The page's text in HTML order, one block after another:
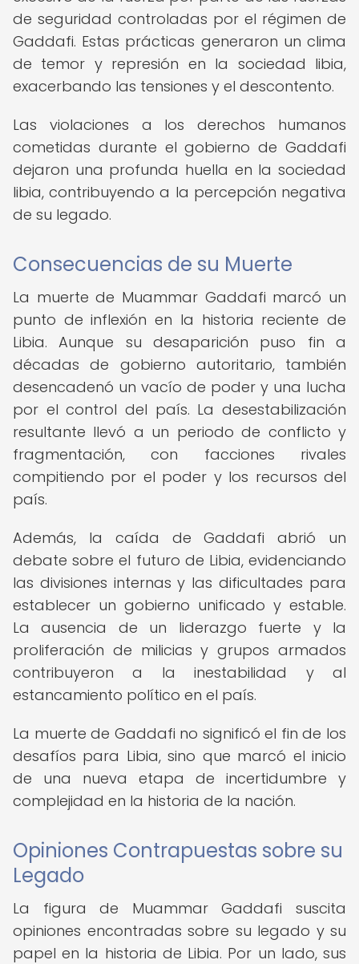
de seguridad controladas por el régimen de
Gaddafi. Estas prácticas generaron un clima
de temor y represión en la sociedad libia,
exacerbando las tensiones y el descontento.
Las violaciones a los derechos humanos
cometidas durante el gobierno de Gaddafi
dejaron una profunda huella en la sociedad
libia, contribuyendo a la percepción negativa
de su legado.
Consecuencias de su Muerte
La muerte de Muammar Gaddafi marcó un
punto de inflexión en la historia reciente de
Libia. Aunque su desaparición puso fin a
décadas de gobierno autoritario, también
desencadenó un vacío de poder y una lucha
por el control del país. La desestabilización
resultante llevó a un periodo de conflicto y
fragmentación, con facciones rivales
compitiendo por el poder y los recursos del
país.
Además, la caída de Gaddafi abrió un
debate sobre el futuro de Libia, evidenciando
las divisiones internas y las dificultades para
establecer un gobierno unificado y estable.
La ausencia de un liderazgo fuerte y la
proliferación de milicias y grupos armados
contribuyeron a la inestabilidad y al
estancamiento político en el país.
La muerte de Gaddafi no significó el fin de los
desafíos para Libia, sino que marcó el inicio
de una nueva etapa de incertidumbre y
complejidad en la historia de la nación.
Opiniones Contrapuestas sobre su
Legado
La figura de Muammar Gaddafi suscita
opiniones encontradas sobre su legado y su
papel en la historia de Libia. Por un lado, sus